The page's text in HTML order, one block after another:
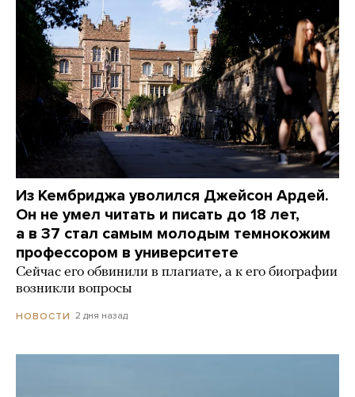
Из Кембриджа уволился Джейсон Ардей.
Он не умел читать и писать до 18 лет,
а в 37 стал самым молодым темнокожим
профессором в университете
Сейчас его обвинили в плагиате, а к его биографии
возникли вопросы
НОВОСТИ 2 дня назад